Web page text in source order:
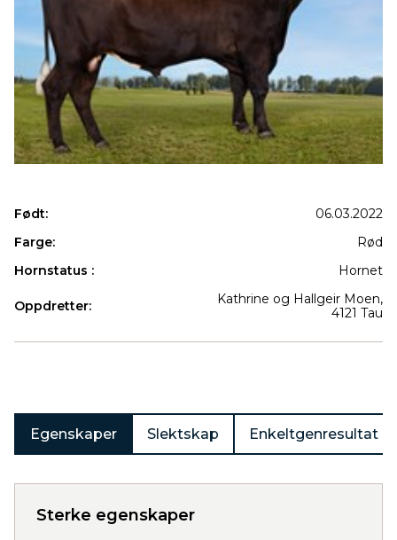
Født:
06.03.2022
Farge:
Rød
Hornstatus :
Hornet
Oppdretter:
Kathrine og Hallgeir Moen,
4121 Tau
Egenskaper Slektskap Enkeltgenresultat
Sterke egenskaper